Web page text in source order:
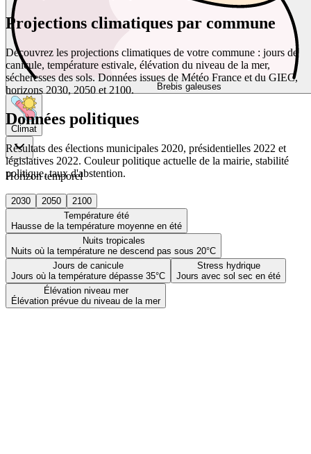
Brebis galeuses
Climat
Horizon temporel
2030 2050
2100
Température été
Hausse de la température moyenne en été
Nuits tropicales
Nuits où la température ne descend pas sous 20°C
Jours de canicule
Jours où la température dépasse 35°C
Stress hydrique
Jours avec sol sec en été
Élévation niveau mer
Élévation prévue du niveau de la mer
Projections climatiques par commune
Découvrez les projections climatiques de votre commune : jours de
canicule, température estivale, élévation du niveau de la mer,
sécheresses des sols. Données issues de Météo France et du GIEC,
horizons 2030, 2050 et 2100.
Données politiques
Résultats des élections municipales 2020, présidentielles 2022 et
législatives 2022. Couleur politique actuelle de la mairie, stabilité
politique, taux d'abstention.